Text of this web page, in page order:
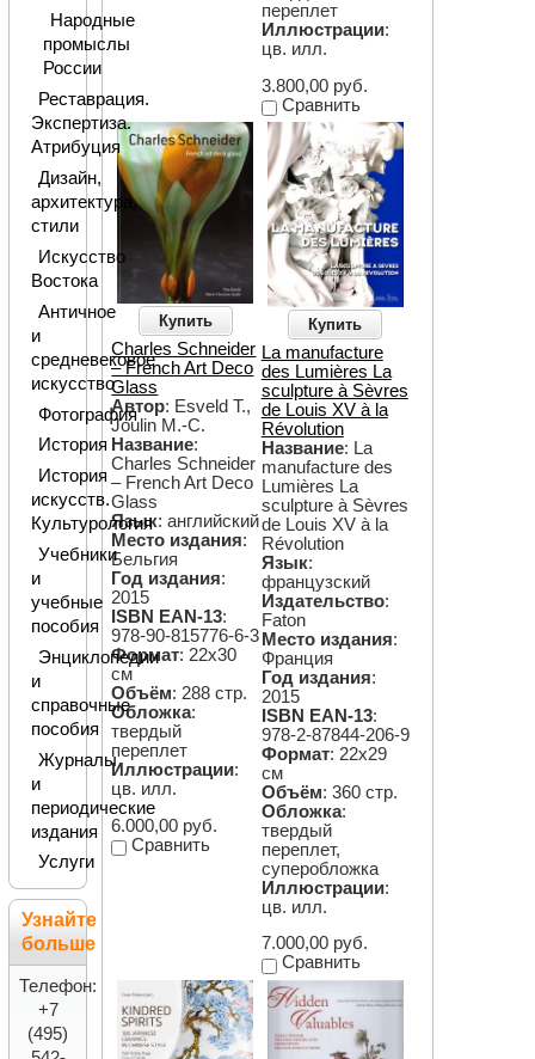
переплет
Иллюстрации:
цв. илл.
3.800,00 руб.
Сравнить
Купить
Charles Schneider
– French Art Deco
Glass
Автор: Esveld T.,
Joulin M.-C.
Название:
Charles Schneider
– French Art Deco
Glass
Язык: английский
Место издания:
Бельгия
Год издания:
2015
ISBN EAN-13:
978-90-815776-6-3
Формат: 22х30
см
Объём: 288 стр.
Обложка:
твердый
переплет
Иллюстрации:
цв. илл.
6.000,00 руб.
Сравнить
Купить
La manufacture
des Lumières La
sculpture à Sèvres
de Louis XV à la
Révolution
Название: La
manufacture des
Lumières La
sculpture à Sèvres
de Louis XV à la
Révolution
Язык:
французский
Издательство:
Faton
Место издания:
Франция
Год издания:
2015
ISBN EAN-13:
978-2-87844-206-9
Формат: 22х29
см
Объём: 360 стр.
Обложка:
твердый
переплет,
суперобложка
Иллюстрации:
цв. илл.
7.000,00 руб.
Сравнить
Народные
промыслы
России
Реставрация.
Экспертиза.
Атрибуция
Дизайн,
архитектура,
стили
Искусство
Востока
Античное
и
средневековое
искусство
Фотография
История
История
искусств.
Культурология
Учебники
и
учебные
пособия
Энциклопедии
и
справочные
пособия
Журналы
и
периодические
издания
Услуги
Узнайте
больше
Телефон:
+7
(495)